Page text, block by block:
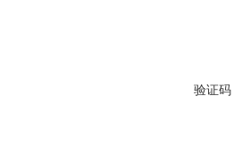
验证码